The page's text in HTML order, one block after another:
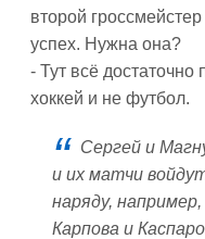
второй
успех. Нужна она?
- Тут всё
хоккей и не футбол.
Сергей и
и их матчи
наряду,
Карпова и